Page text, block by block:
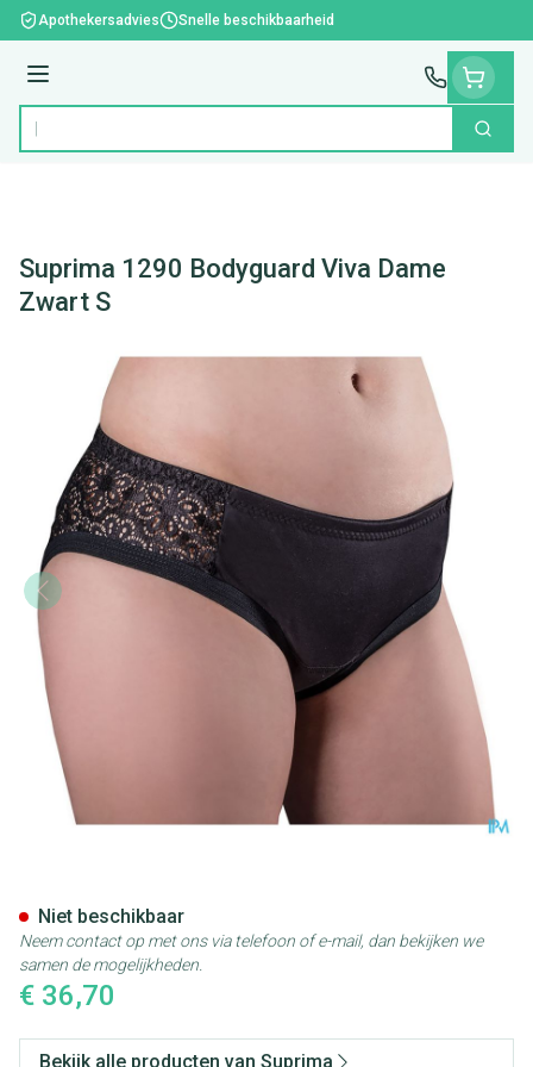
Ga naar de inhoud
Apothekersadvies Snelle beschikbaarheid
Menu
Product, merk, categorie... Zoek
Suprima 1290 Bodyguard Viva Dame
Zwart S
€ 36,70
Niet beschikbaar
Neem contact op met ons via telefoon of e-mail, dan bekijken we
samen de mogelijkheden.
Bekijk alle producten van Suprima